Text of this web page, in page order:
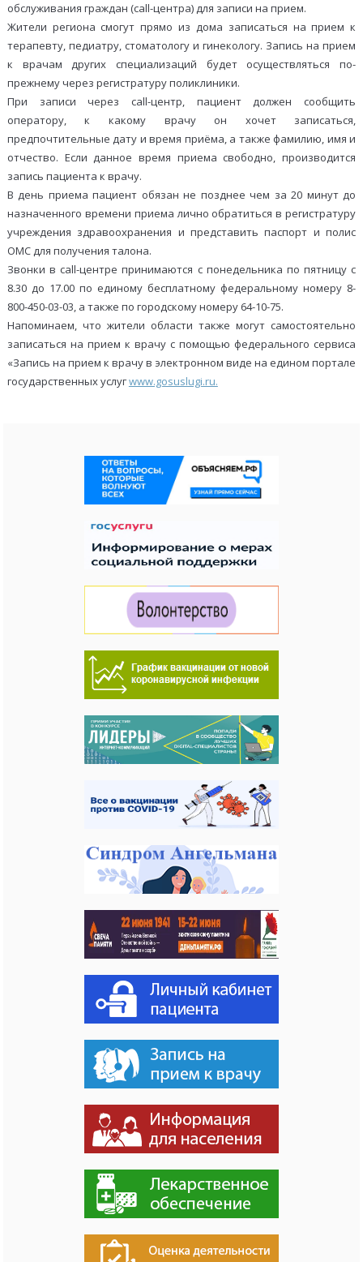
обслуживания граждан (сall-центра) для записи на прием.
Жители региона смогут прямо из дома записаться на прием к
терапевту, педиатру, стоматологу и гинекологу. Запись на прием
к врачам других специализаций будет осуществляться по-
прежнему через регистратуру поликлиники.
При записи через call-центр, пациент должен сообщить
оператору, к какому врачу он хочет записаться,
предпочтительные дату и время приёма, а также фамилию, имя и
отчество. Если данное время приема свободно, производится
запись пациента к врачу.
В день приема пациент обязан не позднее чем за 20 минут до
назначенного времени приема лично обратиться в регистратуру
учреждения здравоохранения и представить паспорт и полис
ОМС для получения талона.
Звонки в call-центре принимаются с понедельника по пятницу с
8.30 до 17.00 по единому бесплатному федеральному номеру 8-
800-450-03-03, а также по городскому номеру 64-10-75.
Напоминаем, что жители области также могут самостоятельно
записаться на прием к врачу с помощью федерального сервиса
«Запись на прием к врачу в электронном виде на едином портале
государственных услугwww.gosuslugi.ru.